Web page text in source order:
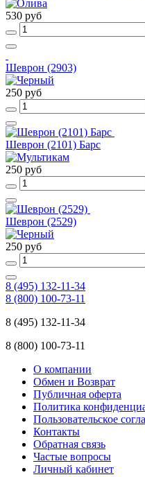
530 руб
Шеврон (2903)
250 руб
Шеврон (2101) Барс
250 руб
Шеврон (2529)
250 руб
8 (495) 132-11-34
8 (800) 100-73-11
8 (495) 132-11-34
8 (800) 100-73-11
О компании
Обмен и Возврат
Публичная оферта
Политика
Пользовательское
Контакты
Обратная связь
Частые вопросы
Личный кабинет